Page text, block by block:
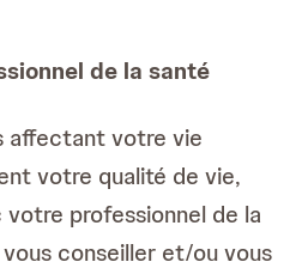
de la santé
affectant votre vie
votre qualité de vie,
professionnel de la
conseiller et/ou vous